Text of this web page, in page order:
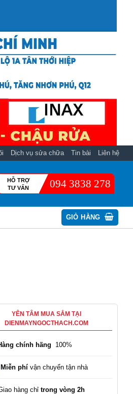
Dịch vụ sửa chữa Tin bài Liên hệ
HỖ TRỢ
TƯ VẤN
094 3838 278
GIỎ HÀNG
YÊN TÂM MUA SẮM TẠI
DIENMAYNGOCTHACH.COM
chính hãng 100%
Miễn phívận chuyển tận nhà
hàng chỉtrong vòng 2h